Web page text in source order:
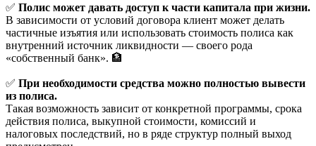
✅ Полис может давать доступ к части капитала при жизни.
В зависимости от условий договора клиент может делать
частичные изъятия или использовать стоимость полиса как
внутренний источник ликвидности — своего рода
«собственный банк». 🏦
✅ При необходимости средства можно полностью вывести
из полиса.
Такая возможность зависит от конкретной программы, срока
действия полиса, выкупной стоимости, комиссий и
налоговых последствий, но в ряде структур полный выход